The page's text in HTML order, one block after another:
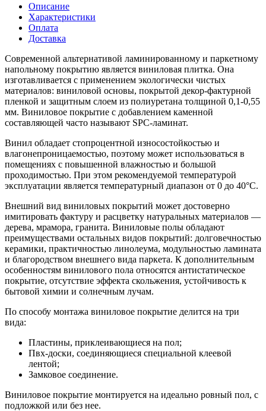
Описание
Характеристики
Оплата
Доставка
Современной альтернативой ламинированному и паркетному
напольному покрытию является виниловая плитка. Она
изготавливается с применением экологически чистых
материалов: виниловой основы, покрытой декор-фактурной
пленкой и защитным слоем из полиуретана толщиной 0,1-0,55
мм. Виниловое покрытие с добавлением каменной
составляющей часто называют SPC-ламинат.
Винил обладает стопроцентной износостойкостью и
влагонепроницаемостью, поэтому может использоваться в
помещениях с повышенной влажностью и большой
проходимостью. При этом рекомендуемой температурой
эксплуатации является температурный диапазон от 0 до 40°С.
Внешний вид виниловых покрытий может достоверно
имитировать фактуру и расцветку натуральных материалов —
дерева, мрамора, гранита. Виниловые полы обладают
преимуществами остальных видов покрытий: долговечностью
керамики, практичностью линолеума, модульностью ламината
и благородством внешнего вида паркета. К дополнительным
особенностям винилового пола относятся антистатическое
покрытие, отсутствие эффекта скольжения, устойчивость к
бытовой химии и солнечным лучам.
По способу монтажа виниловое покрытие делится на три
вида:
Пластины, приклеивающиеся на пол;
Пвх-доски, соединяющиеся специальной клеевой
лентой;
Замковое соединение.
Виниловое покрытие монтируется на идеально ровный пол, с
подложкой или без нее.